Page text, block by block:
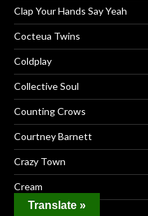
Clap Your Hands Say Yeah
Cocteua Twins
Coldplay
Collective Soul
Counting Crows
Courtney Barnett
Crazy Town
Cream
Creed
Translate »